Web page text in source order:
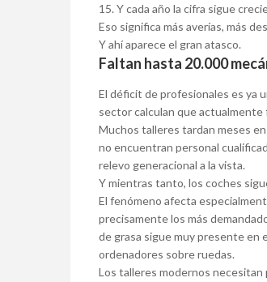
15. Y cada año la cifra sigue
Eso significa más averías, más
Y ahí aparece el gran atasco.
Faltan hasta 20.000
El déficit de profesionales es ya
sector calculan que actualmente
Muchos talleres tardan meses
no encuentran personal
relevo generacional a la vista.
Y mientras tanto, los coches
El fenómeno afecta
precisamente los más
de grasa sigue muy presente en
ordenadores sobre ruedas.
Los talleres modernos